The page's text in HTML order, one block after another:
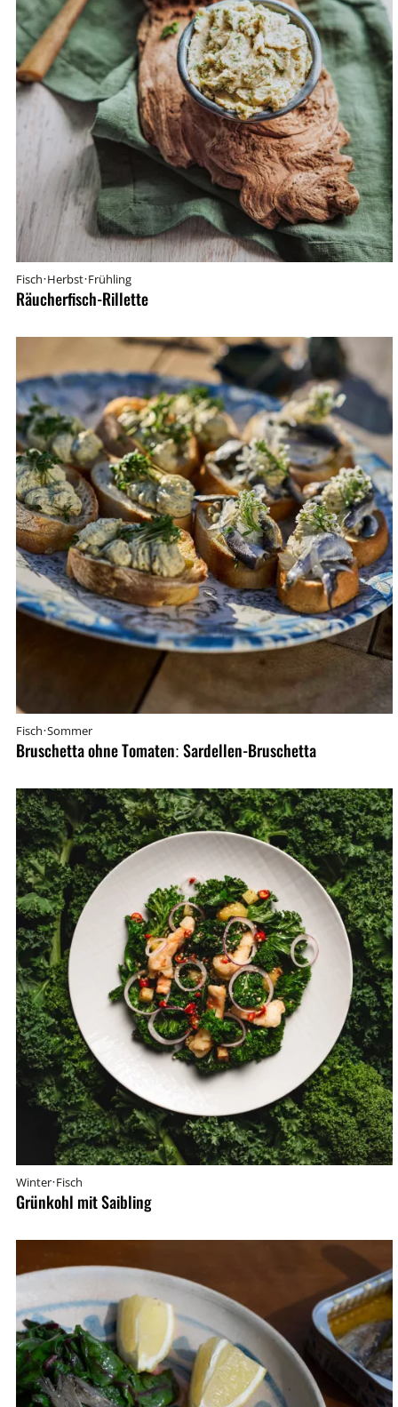
Fisch·Herbst·Frühling
Räucherfisch-Rillette
Fisch·Sommer
Bruschetta ohne Tomaten: Sardellen-Bruschetta
Winter·Fisch
Grünkohl mit Saibling